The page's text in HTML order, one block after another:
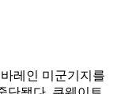
레인 미군기지를